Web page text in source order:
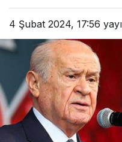
4 Şubat 2024, 17:56